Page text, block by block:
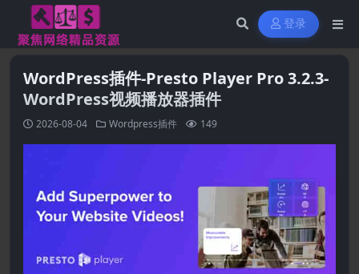
登录
WordPress插件-Presto Player Pro 3.2.3-
WordPress视频播放器插件
2026-08-04 Wordpress插件 149